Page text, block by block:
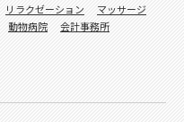
リラクゼーション
マッサージ
動物病院
会計事務所